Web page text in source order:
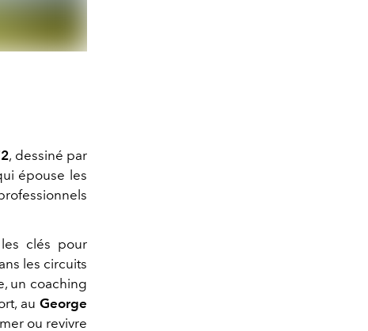
, dessiné par
épouse les
clés pour
les circuits
un coaching
au George
ou revivre